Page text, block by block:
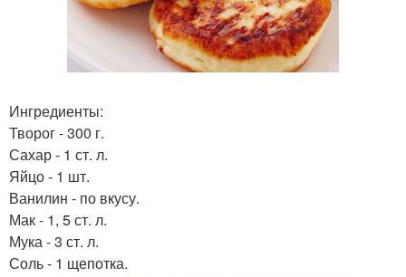
Ингредиенты:
Творог - 300 г.
Сахар - 1 ст. л.
Яйцо - 1 шт.
Ванилин - по вкусу.
Мак - 1, 5 ст. л.
Мука - 3 ст. л.
Соль - 1 щепотка.